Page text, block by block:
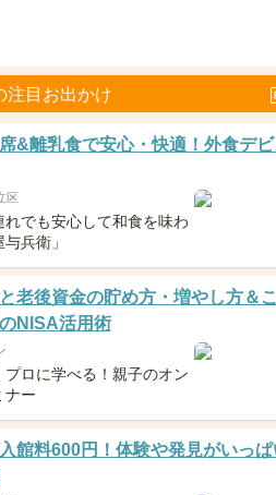
注目お出かけ
&離乳食で安心・快適！外食デビ
区
れでも安心して和食を味わ
兵衛」
老後資金の貯め方・増やし方＆
NISA活用術
プロに学べる！親子のオン
ナー
館料600円！体験や発見がいっぱ